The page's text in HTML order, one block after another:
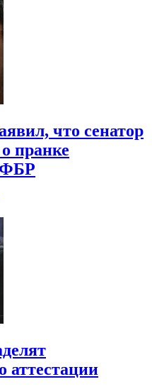
что сенатор
пранке
ФБР
аттестации